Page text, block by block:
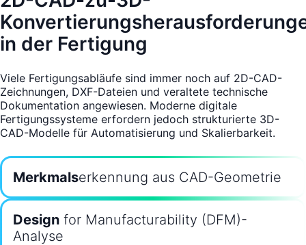
in der Fertigung
Viele Fertigungsabläufe sind immer noch auf 2D-CAD-
Zeichnungen, DXF-Dateien und veraltete technische
Dokumentation angewiesen. Moderne digitale
Fertigungssysteme erfordern jedoch strukturierte 3D-
CAD-Modelle für Automatisierung und Skalierbarkeit.
Merkmalserkennung aus CAD-Geometrie
Design for Manufacturability (DFM)-
Analyse